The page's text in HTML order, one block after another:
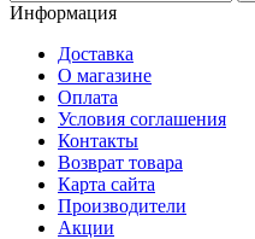
Информация
Доставка
О магазине
Оплата
Условия соглашения
Контакты
Возврат товара
Карта сайта
Производители
Акции